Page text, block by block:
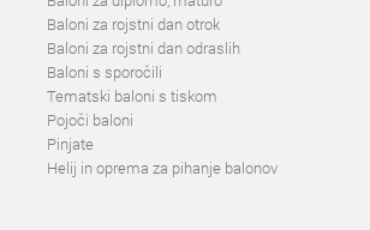
Baloni za rojstni dan otrok
Baloni za rojstni dan odraslih
Baloni s sporočili
Tematski baloni s tiskom
Pojoči baloni
Pinjate
Helij in oprema za pihanje balonov